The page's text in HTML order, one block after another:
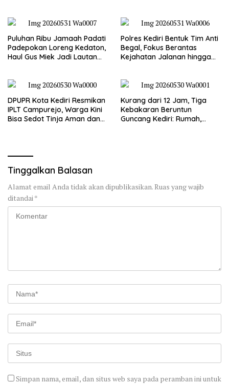
Puluhan Ribu Jamaah Padati
Padepokan Loreng Kedaton,
Haul Gus Miek Jadi Lautan
Polres Kediri Bentuk Tim Anti
Begal, Fokus Berantas
Kejahatan Jalanan hingga
DPUPR Kota Kediri Resmikan
IPLT Campurejo, Warga Kini
Bisa Sedot Tinja Aman dan
Kurang dari 12 Jam, Tiga
Kebakaran Beruntun
Guncang Kediri: Rumah,
Tinggalkan Balasan
Alamat email Anda tidak akan dipublikasikan.Ruas yang wajib
ditandai *
Simpan nama, email, dan situs web saya pada peramban ini untuk